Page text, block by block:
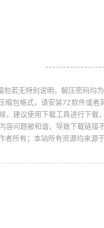
包若无特别说明，解压密码均
缩包格式，请安装7Z软件或者
，建议使用下载工具进行下载
容问题被和谐，导致下载链接
者所有；本站所有资源均来源